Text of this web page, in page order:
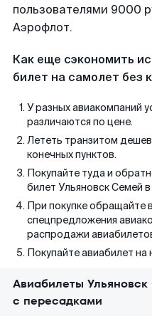
пользователями 9000
Аэрофлот.
Как еще сэкономить
билет на самолет без
У разных авиакомпаний
различаются по цене.
Лететь транзитом
конечных пунктов.
Покупайте туда и
билет Ульяновск Семей
При покупке обращайте
спецпредложения
распродажи
Покупайте авиабилет на
Авиабилеты
с пересадками